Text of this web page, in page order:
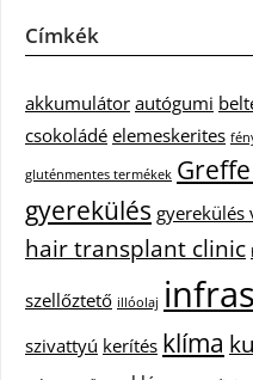
Címkék
akkumulátor autógumi
csokoládé elemeskerites
gluténmentes termékek
gyerekülés gyerekülés
hair transplant clinic
szellőztető illóolaj
szivattyú kerítés klíma